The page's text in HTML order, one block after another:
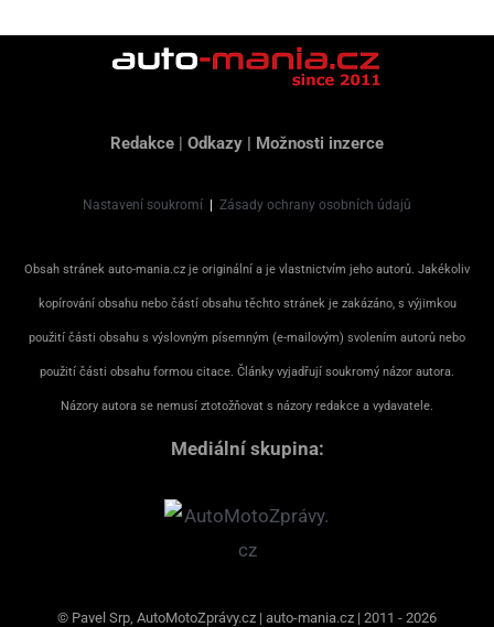
Redakce | Odkazy | Možnosti inzerce
Nastavení soukromí | Zásady ochrany osobních údajů
Obsah stránek auto-mania.cz je originální a je vlastnictvím jeho autorů. Jakékoliv
kopírování obsahu nebo částí obsahu těchto stránek je zakázáno, s výjimkou
použití části obsahu s výslovným písemným (e-mailovým) svolením autorů nebo
použití části obsahu formou citace. Články vyjadřují soukromý názor autora.
Názory autora se nemusí ztotožňovat s názory redakce a vydavatele.
Mediální skupina:
© Pavel Srp, AutoMotoZprávy.cz | auto-mania.cz | 2011 - 2026